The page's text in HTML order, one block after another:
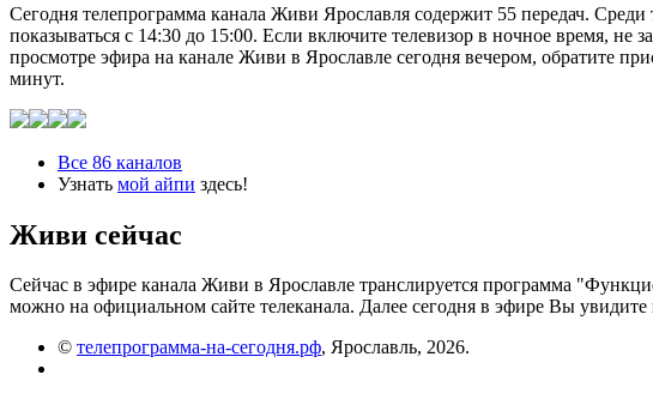
Сегодня телепрограмма канала Живи Ярославля содержит 55 передач.
показываться с 14:30 до 15:00. Если включите телевизор в ночное время,
просмотре эфира на канале Живи в Ярославле сегодня вечером, обратите
минут.
Все 86 каналов
Узнать мой айпи здесь!
Живи сейчас
Сейчас в эфире канала Живи в Ярославле транслируется программа
можно на официальном сайте телеканала. Далее сегодня в эфире Вы
© телепрограмма-на-сегодня.рф, Ярославль, 2026.